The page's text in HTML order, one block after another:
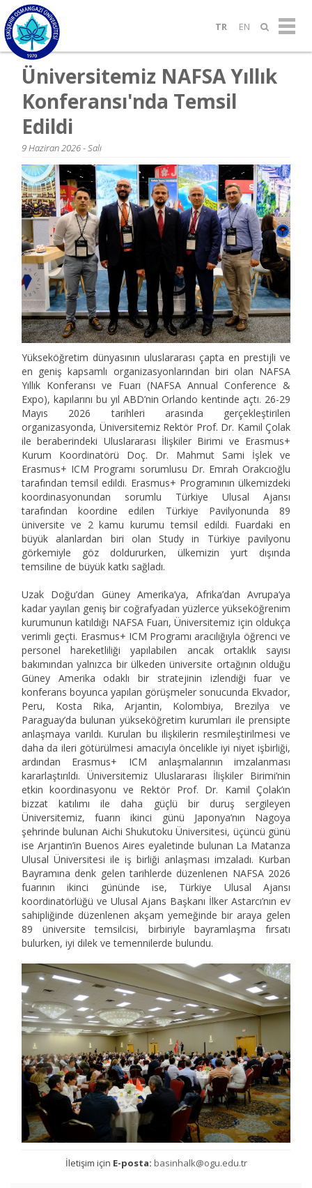
TR EN
Üniversitemiz NAFSA Yıllık
Konferansı'nda Temsil
Edildi
9 Haziran 2026 - Salı
Yükseköğretim dünyasının uluslararası çapta en prestijli ve
en geniş kapsamlı organizasyonlarından biri olan NAFSA
Yıllık Konferansı ve Fuarı (NAFSA Annual Conference &
Expo), kapılarını bu yıl ABD’nin Orlando kentinde açtı. 26-29
Mayıs 2026 tarihleri arasında gerçekleştirilen
organizasyonda, Üniversitemiz Rektör Prof. Dr. Kamil Çolak
ile beraberindeki Uluslararası İlişkiler Birimi ve Erasmus+
Kurum Koordinatörü Doç. Dr. Mahmut Sami İşlek ve
Erasmus+ ICM Programı sorumlusu Dr. Emrah Orakcıoğlu
tarafından temsil edildi. Erasmus+ Programının ülkemizdeki
koordinasyonundan sorumlu Türkiye Ulusal Ajansı
tarafından koordine edilen Türkiye Pavilyonunda 89
üniversite ve 2 kamu kurumu temsil edildi. Fuardaki en
büyük alanlardan biri olan Study in Türkiye pavilyonu
görkemiyle göz doldururken, ülkemizin yurt dışında
temsiline de büyük katkı sağladı.
Uzak Doğu’dan Güney Amerika’ya, Afrika’dan Avrupa’ya
kadar yayılan geniş bir coğrafyadan yüzlerce yükseköğrenim
kurumunun katıldığı NAFSA Fuarı, Üniversitemiz için oldukça
verimli geçti. Erasmus+ ICM Programı aracılığıyla öğrenci ve
personel hareketliliği yapılabilen ancak ortaklık sayısı
bakımından yalnızca bir ülkeden üniversite ortağının olduğu
Güney Amerika odaklı bir stratejinin izlendiği fuar ve
konferans boyunca yapılan görüşmeler sonucunda Ekvador,
Peru, Kosta Rika, Arjantin, Kolombiya, Brezilya ve
Paraguay’da bulunan yükseköğretim kurumları ile prensipte
anlaşmaya varıldı. Kurulan bu ilişkilerin resmileştirilmesi ve
daha da ileri götürülmesi amacıyla öncelikle iyi niyet işbirliği,
ardından Erasmus+ ICM anlaşmalarının imzalanması
kararlaştırıldı. Üniversitemiz Uluslararası İlişkiler Birimi’nin
etkin koordinasyonu ve Rektör Prof. Dr. Kamil Çolak’ın
bizzat katılımı ile daha güçlü bir duruş sergileyen
Üniversitemiz, fuarın ikinci günü Japonya’nın Nagoya
şehrinde bulunan Aichi Shukutoku Üniversitesi, üçüncü günü
ise Arjantin’in Buenos Aires eyaletinde bulunan La Matanza
Ulusal Üniversitesi ile iş birliği anlaşması imzaladı. Kurban
Bayramına denk gelen tarihlerde düzenlenen NAFSA 2026
fuarının ikinci gününde ise, Türkiye Ulusal Ajansı
koordinatörlüğü ve Ulusal Ajans Başkanı İlker Astarcı’nın ev
sahipliğinde düzenlenen akşam yemeğinde bir araya gelen
89 üniversite temsilcisi, birbiriyle bayramlaşma fırsatı
bulurken, iyi dilek ve temennilerde bulundu.
İletişim için E-posta: basinhalk@ogu.edu.tr